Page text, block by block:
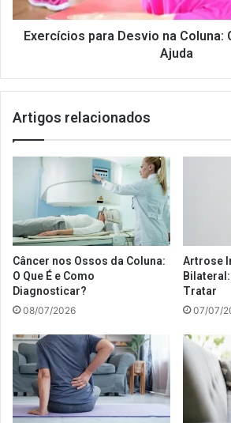
Ajuda
Exercícios para Desvio na Coluna:
Ajuda
Artigos relacionados
Câncer nos Ossos da Coluna:
O Que É e Como
Diagnosticar?
08/07/2026
Artrose
Bilateral:
Tratar
07/07/